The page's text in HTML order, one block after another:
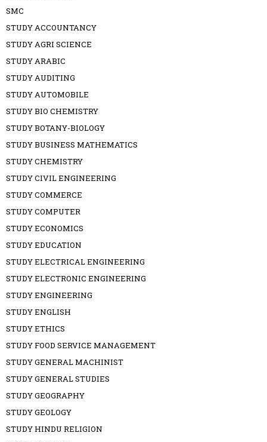
SMC
STUDY ACCOUNTANCY
STUDY AGRI SCIENCE
STUDY ARABIC
STUDY AUDITING
STUDY AUTOMOBILE
STUDY BIO CHEMISTRY
STUDY BOTANY-BIOLOGY
STUDY BUSINESS MATHEMATICS
STUDY CHEMISTRY
STUDY CIVIL ENGINEERING
STUDY COMMERCE
STUDY COMPUTER
STUDY ECONOMICS
STUDY EDUCATION
STUDY ELECTRICAL ENGINEERING
STUDY ELECTRONIC ENGINEERING
STUDY ENGINEERING
STUDY ENGLISH
STUDY ETHICS
STUDY FOOD SERVICE MANAGEMENT
STUDY GENERAL MACHINIST
STUDY GENERAL STUDIES
STUDY GEOGRAPHY
STUDY GEOLOGY
STUDY HINDU RELIGION